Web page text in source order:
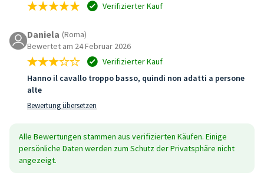
Verifizierter Kauf
Daniela (Roma)
Bewertet am 24 Februar 2026
Verifizierter Kauf
Hanno il cavallo troppo basso, quindi non adatti a persone
alte
Bewertung übersetzen
Alle Bewertungen stammen aus verifizierten Käufen. Einige
persönliche Daten werden zum Schutz der Privatsphäre nicht
angezeigt.